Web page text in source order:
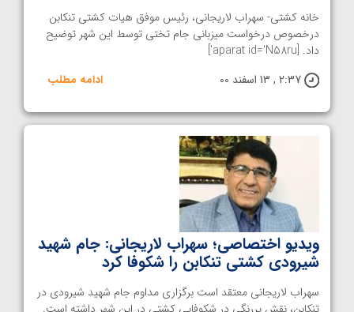
خانه کشتی- سهراب لاریجانی، رئیس موفق هیات کشتی تنکابن
درخصوص درخواست میزبانی جام تختی توسط این شهر توضیح
داد. [aparat id='N58ru']
2:37 , 13 اسفند 00
ادامه مطلب
ویدیو اختصاصی؛ سهراب لاریجانی: جام شهید
شیرودی کشتی تنکابن را شکوفا کرد
سهراب لاریجانی معتقد است برگزاری مداوم جام شهید شیرودی در
تنکابن، نقش پررنگی در شکوفایی کشتی در این شهر داشته است.